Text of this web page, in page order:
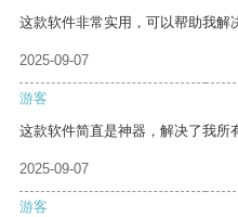
这款软件非常实用，可以帮助我解
2025-09-07
游客
这款软件简直是神器，解决了我所
2025-09-07
游客